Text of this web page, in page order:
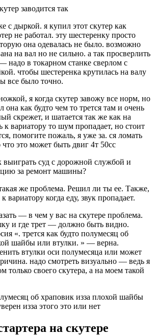
заводится так
с дыркой. я купил этот скутер как
не работал. эту шестеренку просто
она одевалась не было. возможно
на вал но не сильно. а так просверлить
надо в токарном станке сверлом с
чтобы шестеренка крутилась на валу
все было точно.
я когда скутер завожу все норм, но
она как будто чем то трется там и очень
скрежет, и шатается так же как на
к вариатору то шум пропадает, но стоит
помогите пожаль, я уже за. ся ломать
что это может быть двиг 4т 50сс
выиграть суд с дорожной службой и
за ремонт машины?
же проблема. Решил ли ты ее. Также,
вариатору когда еду, звук пропадает.
— в чем у вас на скутере проблема.
и где трет — должно быть видно.
«. трется как будто полумесяц об
шайбы или втулки. » — верна.
втулки оси полумесяца или может
надо смотреть визуально — ведь я
только своего скутера, а на моем такой
об храповик изза плохой шайбы
изза этого это или нет
на скутере